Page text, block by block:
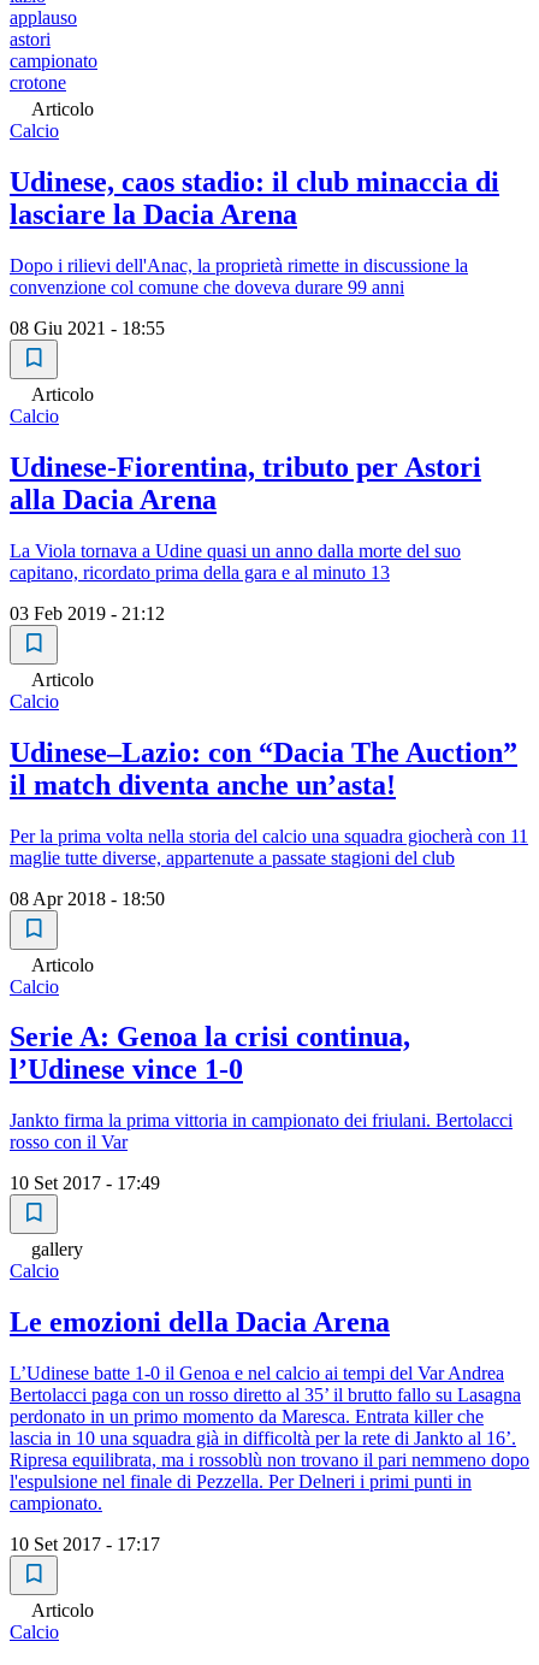
applauso
astori
campionato
crotone
Articolo
Calcio
Udinese, caos stadio: il club minaccia di
lasciare la Dacia Arena
Dopo i rilievi dell'Anac, la proprietà rimette in discussione la
convenzione col comune che doveva durare 99 anni
08 Giu 2021 - 18:55
Articolo
Calcio
Udinese-Fiorentina, tributo per Astori
alla Dacia Arena
La Viola tornava a Udine quasi un anno dalla morte del suo
capitano, ricordato prima della gara e al minuto 13
03 Feb 2019 - 21:12
Articolo
Calcio
Udinese–Lazio: con “Dacia The Auction”
il match diventa anche un’asta!
Per la prima volta nella storia del calcio una squadra giocherà con 11
maglie tutte diverse, appartenute a passate stagioni del club
08 Apr 2018 - 18:50
Articolo
Calcio
Serie A: Genoa la crisi continua,
l’Udinese vince 1-0
Jankto firma la prima vittoria in campionato dei friulani. Bertolacci
rosso con il Var
10 Set 2017 - 17:49
gallery
Calcio
Le emozioni della Dacia Arena
L’Udinese batte 1-0 il Genoa e nel calcio ai tempi del Var Andrea
Bertolacci paga con un rosso diretto al 35’ il brutto fallo su Lasagna
perdonato in un primo momento da Maresca. Entrata killer che
lascia in 10 una squadra già in difficoltà per la rete di Jankto al 16’.
Ripresa equilibrata, ma i rossoblù non trovano il pari nemmeno dopo
l'espulsione nel finale di Pezzella. Per Delneri i primi punti in
campionato.
10 Set 2017 - 17:17
Articolo
Calcio